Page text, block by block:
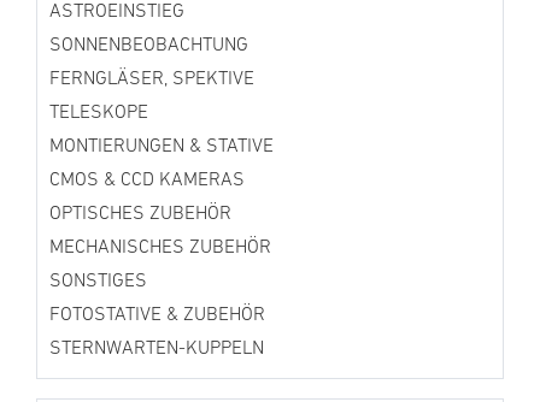
ASTROEINSTIEG
SONNENBEOBACHTUNG
FERNGLÄSER, SPEKTIVE
TELESKOPE
MONTIERUNGEN & STATIVE
CMOS & CCD KAMERAS
OPTISCHES ZUBEHÖR
MECHANISCHES ZUBEHÖR
SONSTIGES
FOTOSTATIVE & ZUBEHÖR
STERNWARTEN-KUPPELN